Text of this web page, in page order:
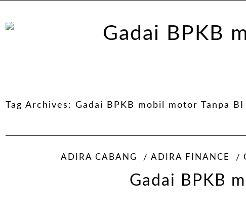
Tag Archives:Gadai BPKB mobil motor Tanpa
ADIRA CABANG ADIRA FINANCE
Gadai BPKB